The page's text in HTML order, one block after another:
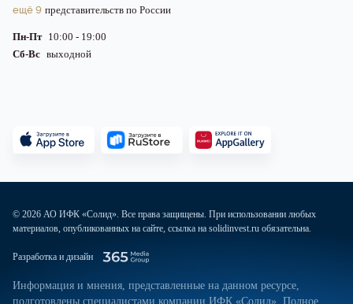
ещё 9 представительств по России
Пн-Пт 10:00 - 19:00
Сб-Вс выходной
© 2026 АО ИФК «Солид». Все права защищены. При использовании любых
материалов, опубликованных на сайте, ссылка на solidinvest.ru обязательна.
Разработка и дизайн
Информация и мнения, представленные на данном ресурсе,
подготовлены специалистами компании ИФК «Солид». Полное